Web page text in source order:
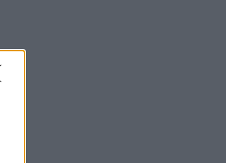
Εντυπωσιάζουν οι εικόνες από το νέο
αεροδρόμιο στο Καστέλλι - Δείτε
βίντεο